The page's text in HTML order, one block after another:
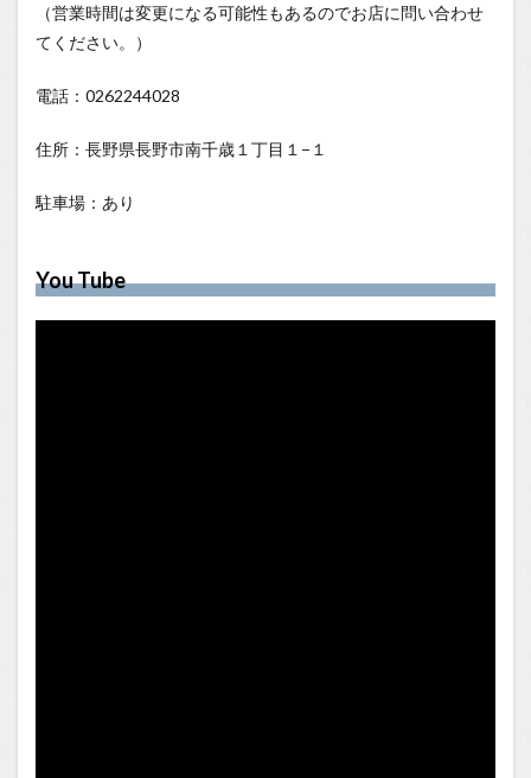
（営業時間は変更になる可能性もあるのでお店に問い合わせ
てください。）
電話：0262244028
住所：長野県長野市南千歳１丁目１−１
駐車場：あり
You Tube